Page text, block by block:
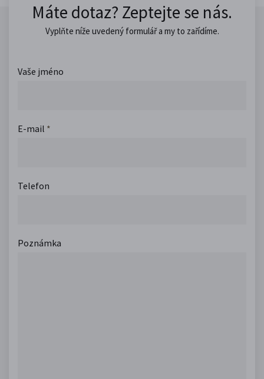
Máte dotaz? Zeptejte se nás.
Vyplňte níže uvedený formulář a my to zařídíme.
Vaše jméno
E-mail *
Telefon
Poznámka